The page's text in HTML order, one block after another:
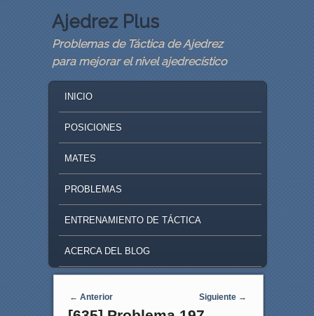
Ajedrez Plus
Problemas de Táctica de Ajedrez
para mejorar el nivel ajedrecístico
SKIP TO PRIMARY CONTENT
SKIP TO SECONDARY CONTENT
INICIO
POSICIONES
MATES
PROBLEMAS
ENTRENAMIENTO DE TÁCTICA
ACERCA DEL BLOG
Navegaci�n de entradas
← Anterior Siguiente →